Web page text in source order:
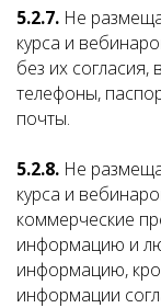
5.2.7. Не
курса и
без их
телефоны,
почты.
5.2.8. Не
курса и
коммерческие
информацию и
информацию,
информации